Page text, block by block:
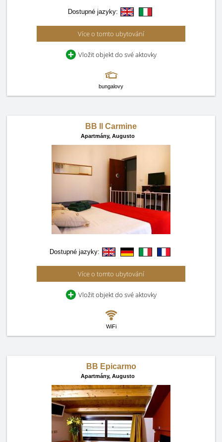
Dostupné jazyky:
Více o tomto ubytování
Vložit objekt do své aktovky
bungalovy
BB Il Carmine
Apartmány, Augusto
Dostupné jazyky:
Více o tomto ubytování
Vložit objekt do své aktovky
WiFi
BB Epicarmo
Apartmány, Augusto